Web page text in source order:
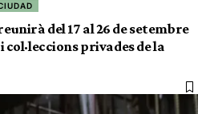
del 17 al 26 de setembre
col·leccions privades de la